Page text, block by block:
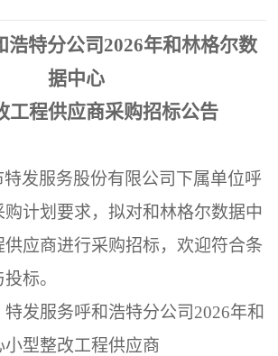
浩特分公司 2026年和林格尔数
据中心
工程供应商采购招标公告
发服务股份有限公司下属单位呼
计划要求，拟对和林格尔数据中
应商进行采购招标，欢迎符合条
标。
特发服务呼和浩特分公司2026年和
型整改工程供应商